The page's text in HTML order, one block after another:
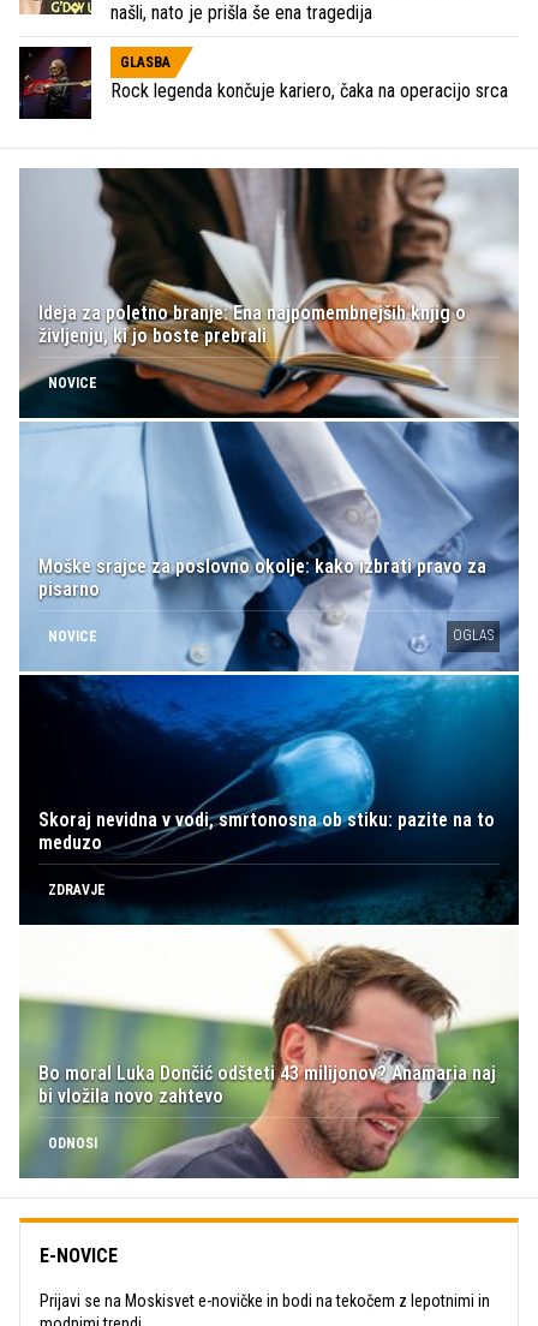
našli, nato je prišla še ena tragedija
GLASBA
Rock legenda končuje kariero, čaka na operacijo srca
Ideja za poletno branje: Ena najpomembnejših knjig o
življenju, ki jo boste prebrali
NOVICE
Moške srajce za poslovno okolje: kako izbrati pravo za
pisarno
NOVICE OGLAS
Skoraj nevidna v vodi, smrtonosna ob stiku: pazite na to
meduzo
ZDRAVJE
Bo moral Luka Dončić odšteti 43 milijonov? Anamaria naj
bi vložila novo zahtevo
ODNOSI
E-NOVICE
Prijavi se na Moskisvet e-novičke in bodi na tekočem z lepotnimi in